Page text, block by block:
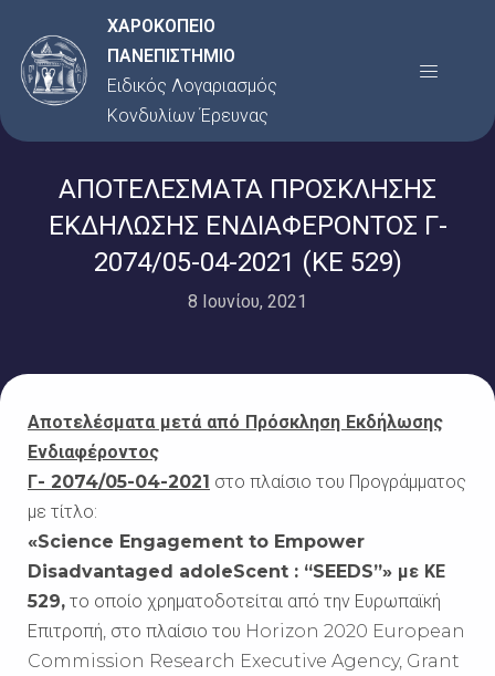
στο
περιεχόμενο
ΧΑΡΟΚΟΠΕΙΟ
ΠΑΝΕΠΙΣΤΗΜΙΟ
Ειδικός Λογαριασμός
Κονδυλίων Έρευνας
Menu
ΑΠΟΤΕΛΕΣΜΑΤΑ ΠΡΟΣΚΛΗΣΗΣ
ΕΚΔΗΛΩΣΗΣ ΕΝΔΙΑΦΕΡΟΝΤΟΣ Γ-
2074/05-04-2021 (ΚΕ 529)
8 Ιουνίου, 2021
Αποτελέσματα μετά από Πρόσκληση Εκδήλωσης
Ενδιαφέροντος
Γ- 2074/05-04-2021 στο πλαίσιο του Προγράμματος
με τίτλο:
«Science Engagement to Empower
Disadvantaged adoleScent : “SEEDS”» με ΚΕ
529, το οποίο χρηματοδοτείται από την Ευρωπαϊκή
Επιτροπή, στο πλαίσιο του Horizon 2020 European
Commission Research Executive Agency, Grant